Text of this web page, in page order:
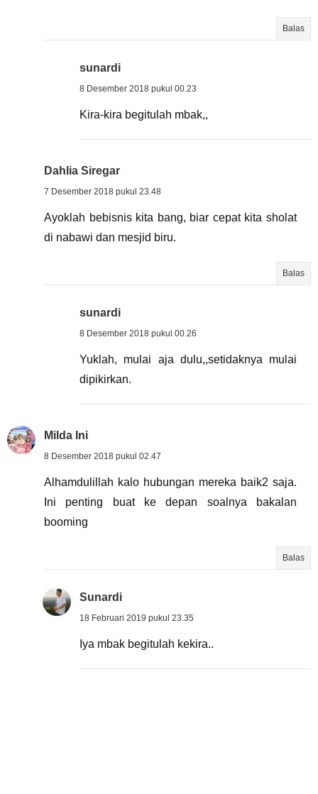
Balas
sunardi
8 Desember 2018 pukul 00.23
Kira-kira begitulah mbak,,
Dahlia Siregar
7 Desember 2018 pukul 23.48
Ayoklah bebisnis kita bang, biar cepat kita sholat
di nabawi dan mesjid biru.
Balas
sunardi
8 Desember 2018 pukul 00.26
Yuklah, mulai aja dulu,,setidaknya mulai
dipikirkan.
Milda Ini
8 Desember 2018 pukul 02.47
Alhamdulillah kalo hubungan mereka baik2 saja.
Ini penting buat ke depan soalnya bakalan
booming
Balas
Sunardi
18 Februari 2019 pukul 23.35
Iya mbak begitulah kekira..